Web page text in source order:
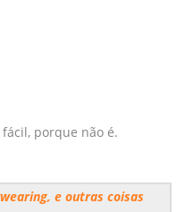
porque não é.
e outras coisas